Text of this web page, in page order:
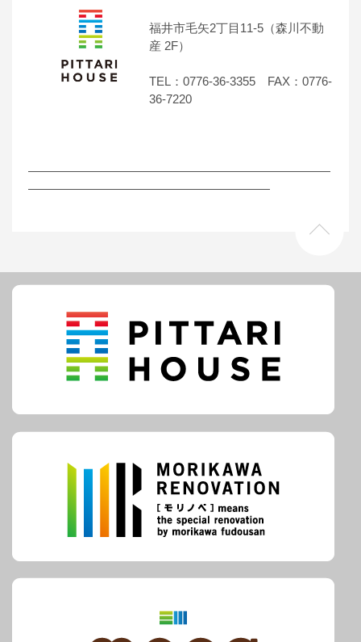
福井市毛矢2丁目11-5（森川不動
産 2F）
TEL：0776-36-3355 FAX：0776-
36-7220
―――――――――――――――――――――――――
――――――――――――――――――――